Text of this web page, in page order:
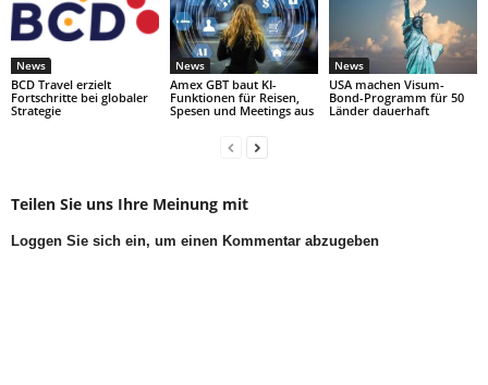
News
BCD Travel erzielt
Fortschritte bei globaler
Strategie
News
Amex GBT baut KI-
Funktionen für Reisen,
Spesen und Meetings aus
News
USA machen Visum-
Bond-Programm für 50
Länder dauerhaft
Teilen Sie uns Ihre Meinung mit
Loggen Sie sich ein, um einen Kommentar abzugeben